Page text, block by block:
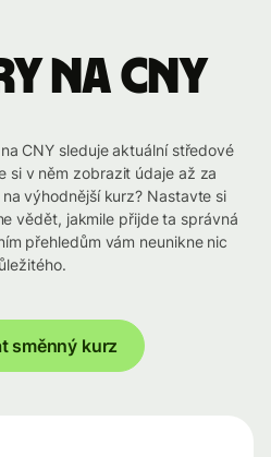
na CNY
CNY sleduje aktuální středové
si v něm zobrazit údaje až za
výhodnější kurz? Nastavte si
vědět, jakmile přijde ta správná
přehledům vám neunikne nic
směnný kurz